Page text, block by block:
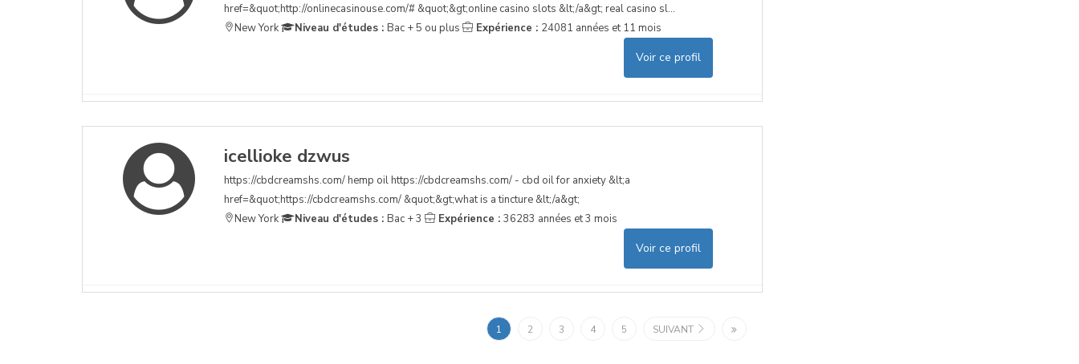
href=&quot;http://onlinecasinouse.com/# &quot;&gt;online casino slots &lt;/a&gt; real casino sl...
New York
Niveau d'études : Bac + 5 ou plus Expérience : 24081 années et 11 mois
Voir ce profil
icellioke dzwus
https://cbdcreamshs.com/ hemp oil https://cbdcreamshs.com/ - cbd oil for anxiety &lt;a
href=&quot;https://cbdcreamshs.com/ &quot;&gt;what is a tincture &lt;/a&gt;
New York
Niveau d'études : Bac + 3 Expérience : 36283 années et 3 mois
Voir ce profil
1 2 3 4 5 SUIVANT